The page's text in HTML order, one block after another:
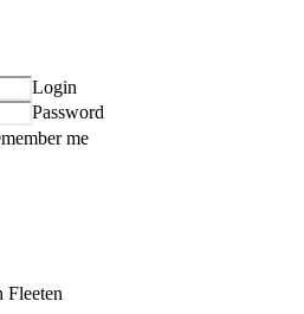
Login
Password
me